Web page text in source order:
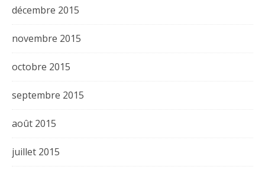
décembre 2015
novembre 2015
octobre 2015
septembre 2015
août 2015
juillet 2015